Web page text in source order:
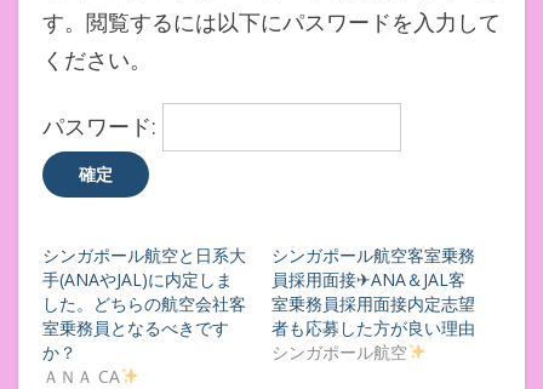
す。閲覧するには以下にパスワードを入力して
ください。
パスワード:
シンガポール航空と日系大
手(ANAやJAL)に内定しま
した。どちらの航空会社客
室乗務員となるべきです
か？
ＡＮＡ CA
シンガポール航空客室乗務
員採用面接✈ANA＆JAL客
室乗務員採用面接内定志望
者も応募した方が良い理由
シンガポール航空